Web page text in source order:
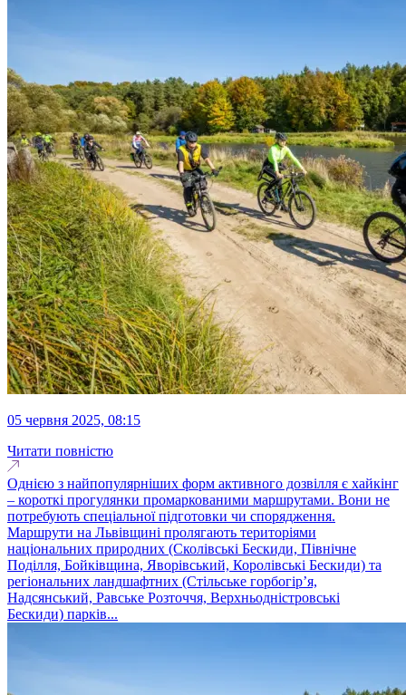
05 червня 2025, 08:15
Читати повністю
Однією з найпопулярніших форм активного дозвілля є хайкінг
– короткі прогулянки промаркованими маршрутами. Вони не
потребують спеціальної підготовки чи спорядження.
Маршрути на Львівщині пролягають територіями
національних природних (Сколівські Бескиди, Північне
Поділля, Бойківщина, Яворівський, Королівські Бескиди) та
регіональних ландшафтних (Стільське горбогір’я,
Надсянський, Равське Розточчя, Верхньодністровські
Бескиди) парків...